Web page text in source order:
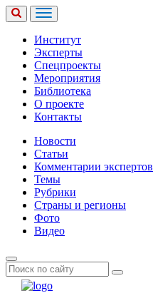
Институт
Эксперты
Спецпроекты
Мероприятия
Библиотека
О проекте
Контакты
Новости
Статьи
Комментарии экспертов
Темы
Рубрики
Страны и регионы
Фото
Видео